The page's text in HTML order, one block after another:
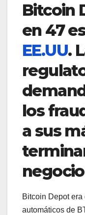
Bitcoin
en 47
EE.UU.
los
a sus
negocio
Bitcoin Depot
automáticos de